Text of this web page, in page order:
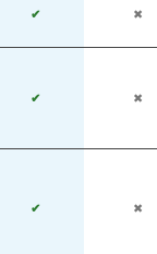
✔ ✖
✔ ✖
✔ ✖